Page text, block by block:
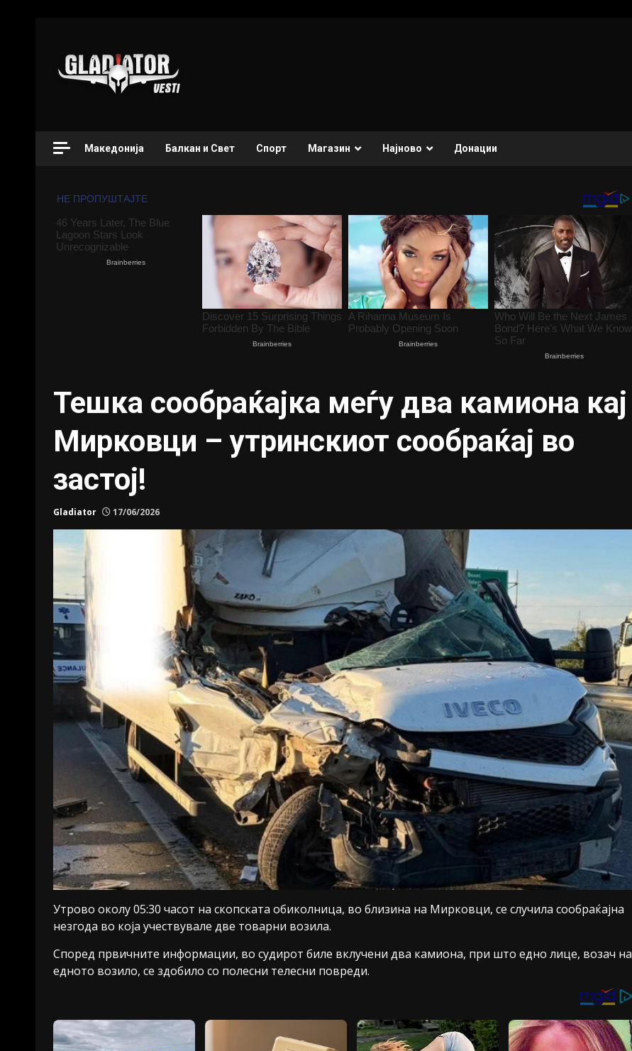
Македонија Балкан и Свет Спорт Магазин Најново Донации
Тешка сообраќајка меѓу два камиона кај
Мирковци – утринскиот сообраќај во
застој!
Gladiator 17/06/2026
Утрово околу 05:30 часот на скопската обиколница, во близина на Мирковци, се случила сообраќајна
незгода во која учествувале две товарни возила.
Според првичните информации, во судирот биле вклучени два камиона, при што едно лице, возач на
едното возило, се здобило со полесни телесни повреди.